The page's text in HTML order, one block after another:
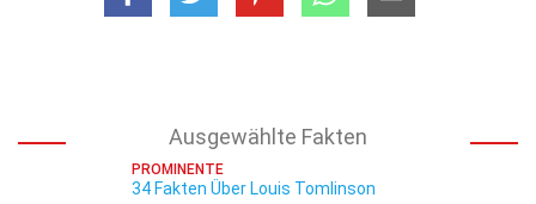
Ausgewählte Fakten
PROMINENTE
34 Fakten Über Louis Tomlinson